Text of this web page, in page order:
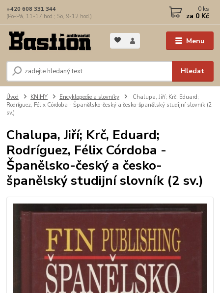
Menu
Hledat
+420 608 331 344
(Po-Pá, 11-17 hod.; So, 9-12 hod.)
0 ks
za 0 Kč
Úvod KNIHY Encyklopedie a slovníky
Chalupa, Jiří; Krč, Eduard;
Rodríguez, Félix Córdoba - Španělsko-český a česko-španělský studijní slovník (2
sv.)
Chalupa, Jiří; Krč, Eduard;
Rodríguez, Félix Córdoba -
Španělsko-český a česko-
španělský studijní slovník (2 sv.)